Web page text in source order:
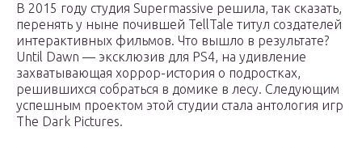
В 2015 году студия Supermassive решила, так сказать,
перенять у ныне почившей TellTale титул создателей
интерактивных фильмов. Что вышло в результате?
Until Dawn — эксклюзив для PS4, на удивление
захватывающая хоррор-история о подростках,
решившихся собраться в домике в лесу. Следующим
успешным проектом этой студии стала антология игр
The Dark Pictures.